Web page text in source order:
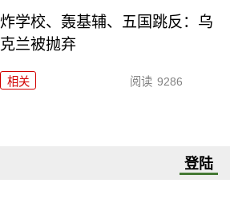
炸学校、轰基辅、五国跳反：乌
克兰被抛弃
相关 阅读 9286
登陆